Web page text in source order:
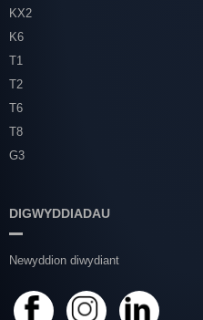
KX2
K6
T1
T2
T6
T8
G3
DIGWYDDIADAU
Newyddion diwydiant